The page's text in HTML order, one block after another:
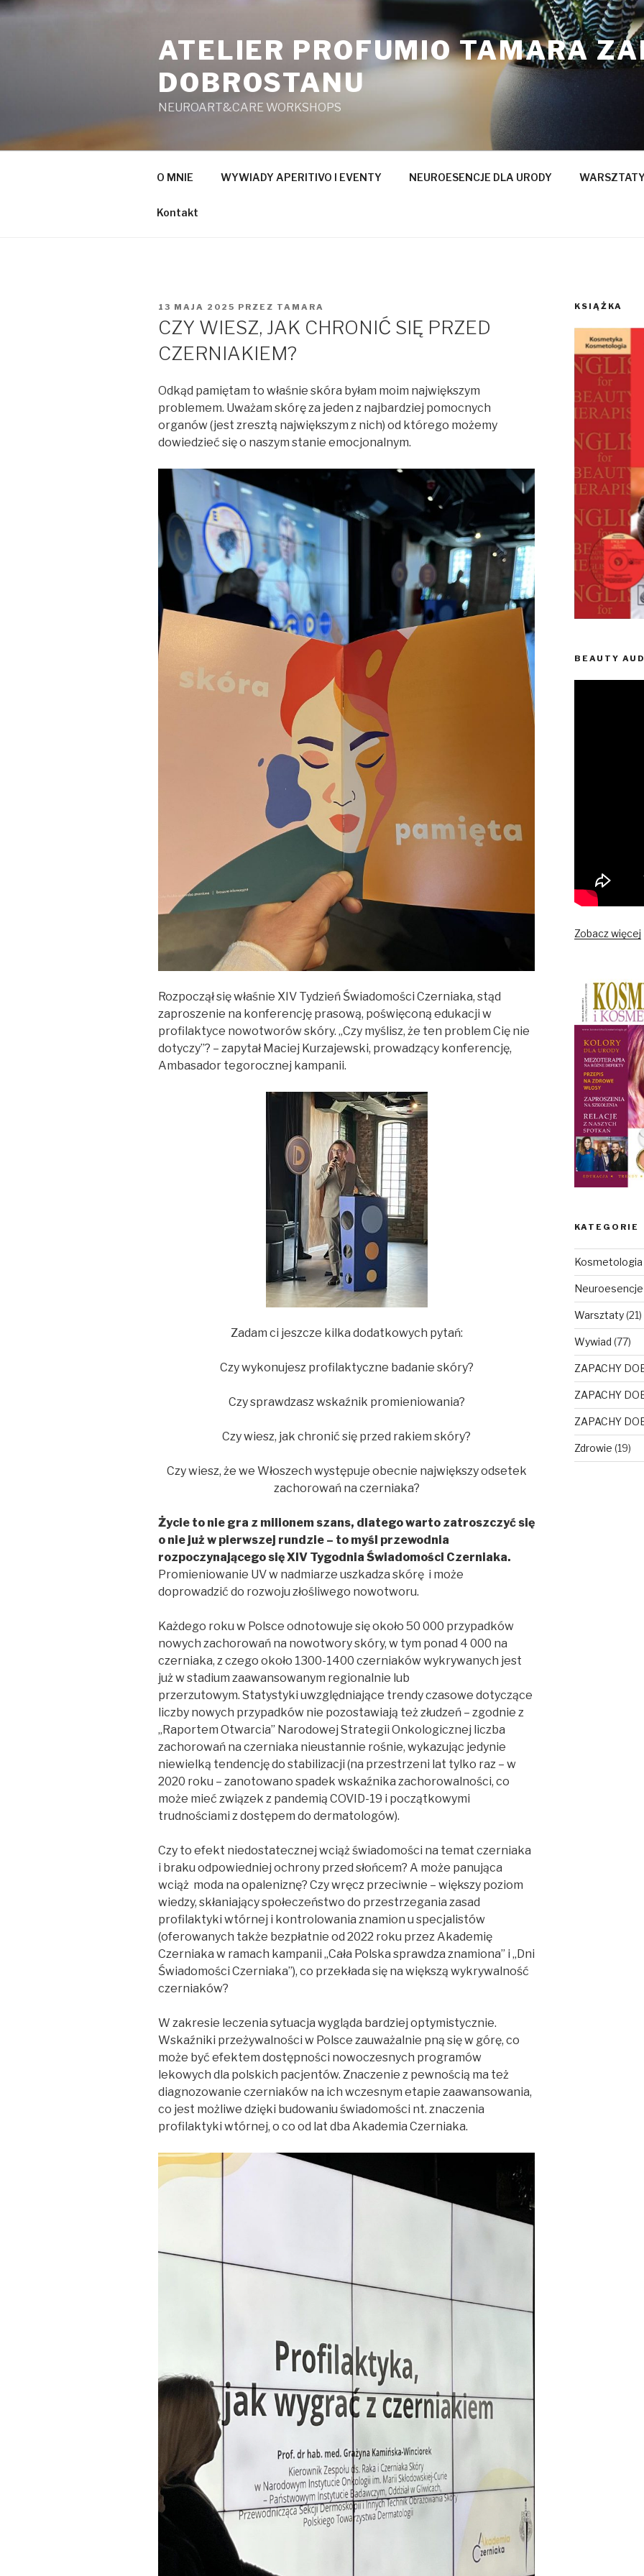
Przeskocz
ATELIER PROFUMIO TAMARA
DOBROSTANU
NEUROART&CARE WORKSHOPS
O MNIE WYWIADY APERITIVO I EVENTY NEUROESENCJE DLA URODY
Kontakt
OPUBLIKOWANE
W
13 MAJA 2025 PRZEZ TAMARA
CZY WIESZ, JAK CHRONIĆ SIĘ PRZED
CZERNIAKIEM?
Odkąd pamiętam to właśnie skóra byłam moim największym
problemem. Uważam skórę za jeden z najbardziej pomocnych
organów (jest zresztą największym z nich) od którego możemy
dowiedzieć się o naszym stanie emocjonalnym.
Rozpoczął się właśnie XIV Tydzień Świadomości Czerniaka, stąd
zaproszenie na konferencję prasową, poświęconą edukacji w
profilaktyce nowotworów skóry. „Czy myślisz, że ten problem Cię nie
dotyczy”? – zapytał Maciej Kurzajewski, prowadzący konferencję,
Ambasador tegorocznej kampanii.
Zadam ci jeszcze kilka dodatkowych pytań:
Czy wykonujesz profilaktyczne badanie skóry?
Czy sprawdzasz wskaźnik promieniowania?
Czy wiesz, jak chronić się przed rakiem skóry?
Czy wiesz, że we Włoszech występuje obecnie największy odsetek
zachorowań na czerniaka?
Życie to nie gra z milionem szans, dlatego warto zatroszczyć się
o nie już w pierwszej rundzie – to myśl przewodnia
rozpoczynającego się XIV Tygodnia Świadomości Czerniaka.
Promieniowanie UV w nadmiarze uszkadza skórę i może
doprowadzić do rozwoju złośliwego nowotworu.
Każdego roku w Polsce odnotowuje się około 50 000 przypadków
nowych zachorowań na nowotwory skóry, w tym ponad 4 000 na
czerniaka, z czego około 1300-1400 czerniaków wykrywanych jest
już w stadium zaawansowanym regionalnie lub
przerzutowym. Statystyki uwzględniające trendy czasowe dotyczące
liczby nowych przypadków nie pozostawiają też złudzeń – zgodnie z
„Raportem Otwarcia” Narodowej Strategii Onkologicznej liczba
zachorowań na czerniaka nieustannie rośnie, wykazując jedynie
niewielką tendencję do stabilizacji (na przestrzeni lat tylko raz – w
2020 roku – zanotowano spadek wskaźnika zachorowalności, co
może mieć związek z pandemią COVID-19 i początkowymi
trudnościami z dostępem do dermatologów).
Czy to efekt niedostatecznej wciąż świadomości na temat czerniaka
i braku odpowiedniej ochrony przed słońcem? A może panująca
wciąż moda na opaleniznę? Czy wręcz przeciwnie – większy poziom
wiedzy, skłaniający społeczeństwo do przestrzegania zasad
profilaktyki wtórnej i kontrolowania znamion u specjalistów
(oferowanych także bezpłatnie od 2022 roku przez Akademię
Czerniaka w ramach kampanii „Cała Polska sprawdza znamiona” i „Dni
Świadomości Czerniaka”), co przekłada się na większą wykrywalność
czerniaków?
W zakresie leczenia sytuacja wygląda bardziej optymistycznie.
Wskaźniki przeżywalności w Polsce zauważalnie pną się w górę, co
może być efektem dostępności nowoczesnych programów
lekowych dla polskich pacjentów. Znaczenie z pewnością ma też
diagnozowanie czerniaków na ich wczesnym etapie zaawansowania,
co jest możliwe dzięki budowaniu świadomości nt. znaczenia
profilaktyki wtórnej, o co od lat dba Akademia Czerniaka.
KSIĄŻKA
BEAUTY
Zobacz więcej
KATEGORIE
Kosmetologia
Neuroesencje
Warsztaty(21)
Wywiad (77)
ZAPACHY
ZAPACHY
ZAPACHY
Zdrowie (19)